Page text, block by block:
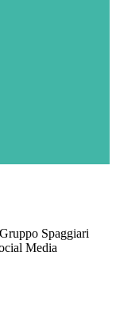
Spaggiari
Media